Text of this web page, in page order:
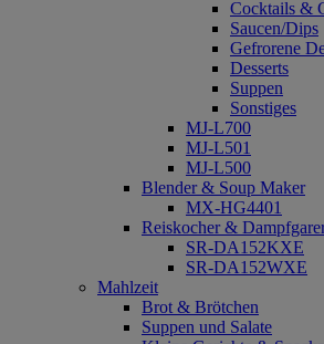
Cocktails &
Saucen/Dips
Gefrorene
Desserts
Suppen
Sonstiges
MJ-L700
MJ-L501
MJ-L500
Blender & Soup Maker
MX-HG4401
Reiskocher &
SR-DA152KXE
SR-DA152WXE
Mahlzeit
Brot & Brötchen
Suppen und Salate